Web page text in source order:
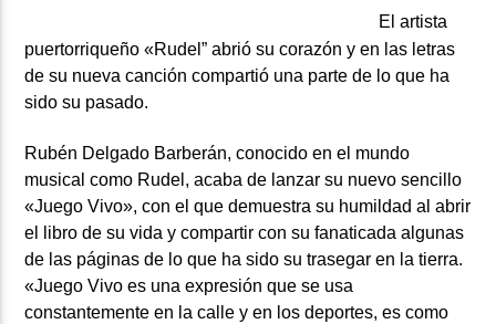
El artista
puertorriqueño «Rudel” abrió su corazón y en las letras
de su nueva canción compartió una parte de lo que ha
sido su pasado.
Rubén Delgado Barberán, conocido en el mundo
musical como Rudel, acaba de lanzar su nuevo sencillo
«Juego Vivo», con el que demuestra su humildad al abrir
el libro de su vida y compartir con su fanaticada algunas
de las páginas de lo que ha sido su trasegar en la tierra.
«Juego Vivo es una expresión que se usa
constantemente en la calle y en los deportes, es como